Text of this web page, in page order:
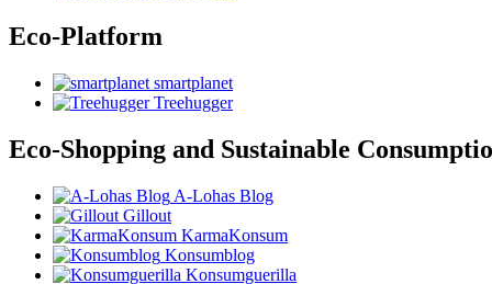
Eco-Platform
smartplanet
Treehugger
Eco-Shopping and Sustainable
A-Lohas Blog
Gillout
KarmaKonsum
Konsumblog
Konsumguerilla